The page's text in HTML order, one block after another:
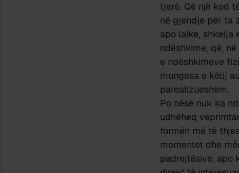
tjerë. Që një kod
në gjendje për ta
apo laike, shkelja
ndëshkime, që,
e ndëshkimeve
mungesa e këtij
parealizueshëm.
Po nëse nuk ka
udhëheq
formën më të
momentet dhe
padrejtësive, apo